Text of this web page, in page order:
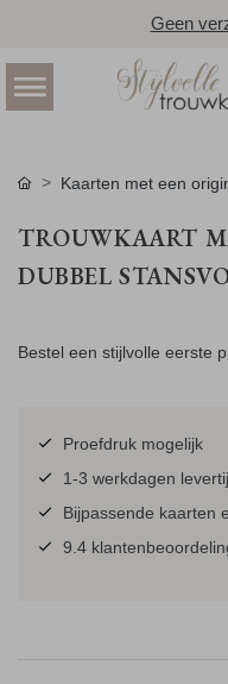
Geen
Kaarten met een
TROUWKAART
DUBBEL
Bestel een stijlvolle eerste
Proefdruk mogelijk
1-3 werkdagen
Bijpassende kaarten
9.4